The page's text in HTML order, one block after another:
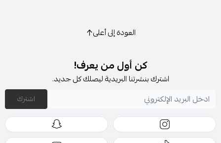
العودة إلى أعلى
كن أول من يعرف!
اشترك بنشرتنا البريدية ليصلك كل جديد.
اشترك